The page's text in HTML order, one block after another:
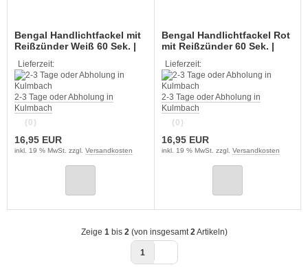
Bengal Handlichtfackel mit
Reißzünder Weiß 60 Sek. |
Lieferzeit:
2-3 Tage oder Abholung in
Kulmbach
(0)
16,95 EUR
inkl. 19 % MwSt. zzgl. Versandkosten
Bengal Handlichtfackel Rot
mit Reißzünder 60 Sek. |
Lieferzeit:
2-3 Tage oder Abholung in
Kulmbach
(0)
16,95 EUR
inkl. 19 % MwSt. zzgl. Versandkosten
Zeige 1 bis 2 (von insgesamt 2 Artikeln)
1